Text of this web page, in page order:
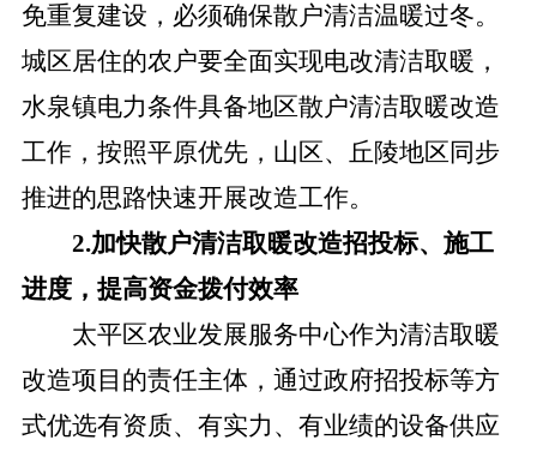
免重复建设，必须确保散户清洁温暖过冬。
城区居住的农户要全面实现电改清洁取暖，
水泉镇电力条件具备地区散户清洁取暖改造
工作，按照平原优先，山区、丘陵地区同步
推进的思路快速开展改造工作。
2.加快散户清洁取暖改造招投标、施工
进度，提高资金拨付效率
太平区农业发展服务中心作为清洁取暖
改造项目的责任主体，通过政府招投标等方
式优选有资质、有实力、有业绩的设备供应